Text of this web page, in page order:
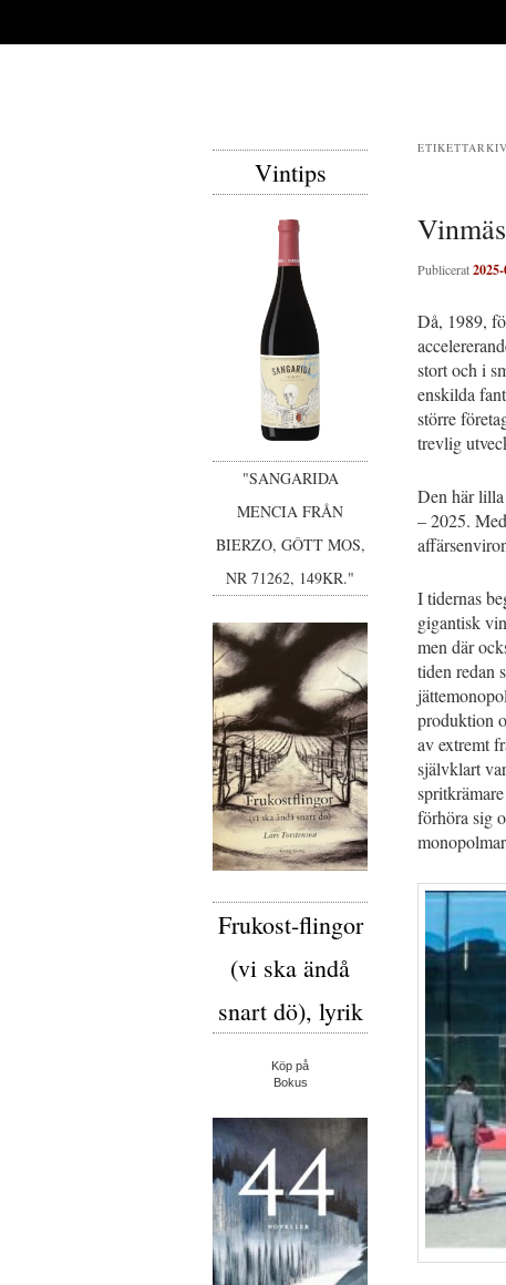
Publicerat
Då, 1989,
stort och i
enskilda
större
trevlig
Den här
– 2025.
I tidernas
gigantisk
men där
tiden redan
produktion
av extremt
självklart
förhöra sig
Vintips
"SANGARIDA
MENCIA FRÅN
BIERZO, GÔTT MOS,
NR 71262, 149KR."
Frukost-flingor
(vi ska ändå
snart dö), lyrik
Köp på
Bokus